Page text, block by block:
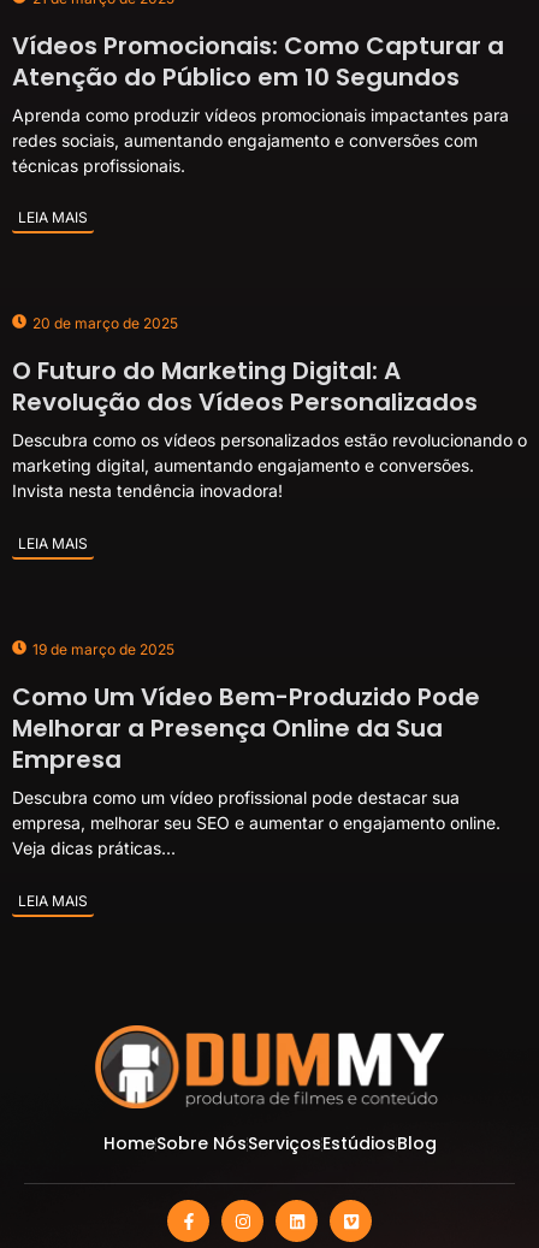
Vídeos Promocionais: Como Capturar a
Atenção do Público em 10 Segundos
Aprenda como produzir vídeos promocionais impactantes para
redes sociais, aumentando engajamento e conversões com
técnicas profissionais.
LEIA MAIS
20 de março de 2025
O Futuro do Marketing Digital: A
Revolução dos Vídeos Personalizados
Descubra como os vídeos personalizados estão revolucionando o
marketing digital, aumentando engajamento e conversões.
Invista nesta tendência inovadora!
LEIA MAIS
19 de março de 2025
Como Um Vídeo Bem-Produzido Pode
Melhorar a Presença Online da Sua
Empresa
Descubra como um vídeo profissional pode destacar sua
empresa, melhorar seu SEO e aumentar o engajamento online.
Veja dicas práticas...
LEIA MAIS
HomeSobre NósServiçosEstúdiosBlog